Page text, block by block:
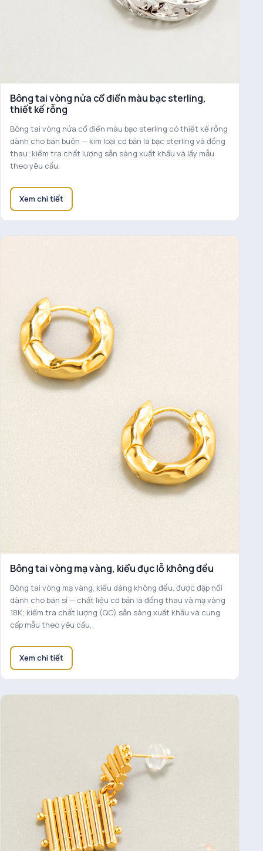
Bông tai vòng nửa cổ điển màu bạc sterling,
thiết kế rỗng
Bông tai vòng nửa cổ điển màu bạc sterling có thiết kế rỗng
dành cho bán buôn — kim loại cơ bản là bạc sterling và đồng
thau; kiểm tra chất lượng sẵn sàng xuất khẩu và lấy mẫu
theo yêu cầu.
Xem chi tiết
Bông tai vòng mạ vàng, kiểu đục lỗ không đều
Bông tai vòng mạ vàng, kiểu dáng không đều, được đập nổi
dành cho bán sỉ — chất liệu cơ bản là đồng thau và mạ vàng
18K; kiểm tra chất lượng (QC) sẵn sàng xuất khẩu và cung
cấp mẫu theo yêu cầu.
Xem chi tiết